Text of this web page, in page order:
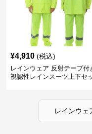
¥4,910 (税込)
レインウェア 反射テープ付
視認性レインスーツ上下セ
レインウェ